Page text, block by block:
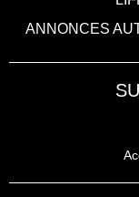
ANNONCES